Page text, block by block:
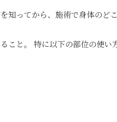
知ってから、施術で身体のど
こと。 特に以下の部位の使い